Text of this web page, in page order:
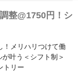
整@1750円！シ
！メリハリつけて働
叶う＜シフト制＞
トリー